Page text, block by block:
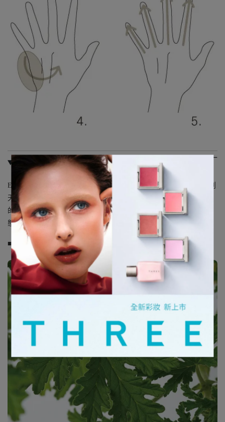
配合成分
ESSENTIAL SCENTS 手部＆身體保養系列中，融合了 THREE 原創
天竺葵精油為首的多種嚴選複方精油與植物萃取。 在精油自然芳香
的包覆下，為肌膚注入潤澤與柔滑，帶領身心回歸自然平衡的狀
態。
■ 主要保濕・潤澤成分